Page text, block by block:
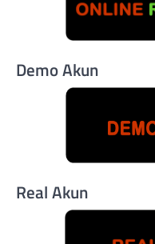
Demo Akun
Real Akun